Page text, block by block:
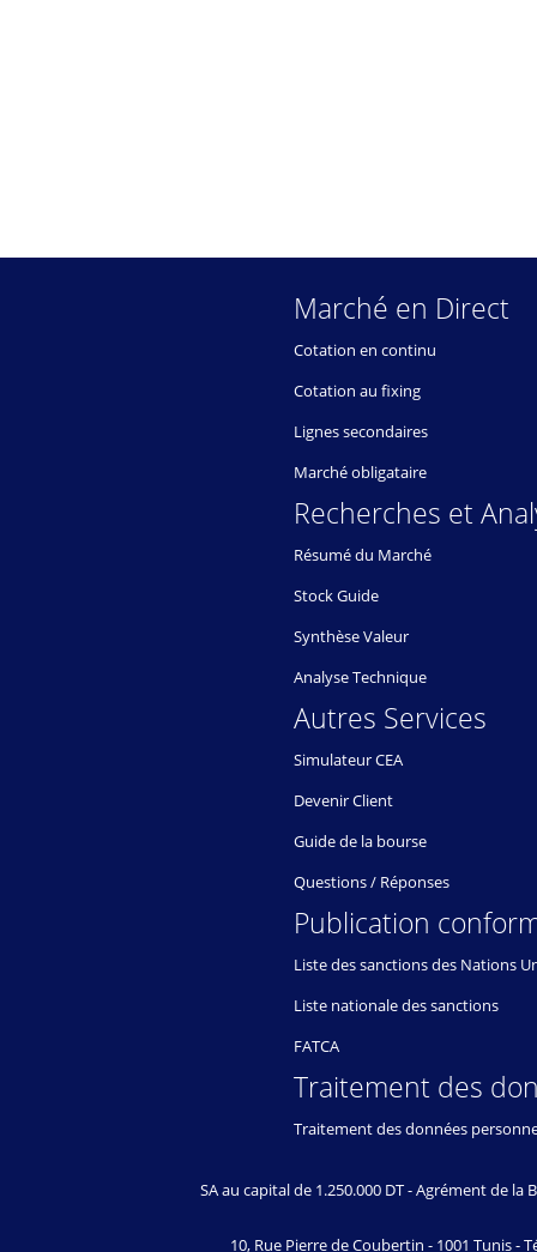
Marché en Direct
Cotation en continu
Cotation au fixing
Lignes secondaires
Marché obligataire
Recherches et
Résumé du Marché
Stock Guide
Synthèse Valeur
Analyse Technique
Autres Services
Simulateur CEA
Devenir Client
Guide de la bourse
Questions / Réponses
Publication
Liste des sanctions des Nations
Liste nationale des sanctions
FATCA
Traitement des
Traitement des données
SA au capital de 1.250.000 DT - Agrément de la
10, Rue Pierre de Coubertin - 1001 Tunis -